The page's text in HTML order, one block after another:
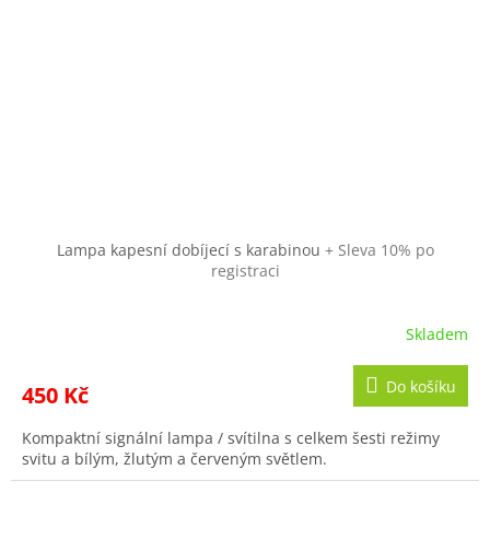
Lampa kapesní dobíjecí s karabinou + Sleva 10% po
registraci
Skladem
450 Kč Do košíku
Kompaktní signální lampa / svítilna s celkem šesti režimy
svitu a bílým, žlutým a červeným světlem.